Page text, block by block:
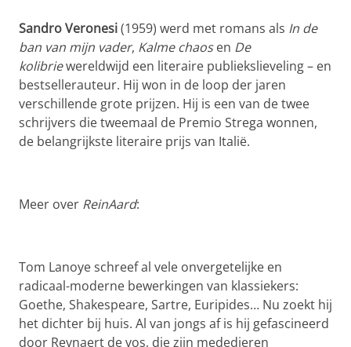
Sandro Veronesi(1959) werd met romans als In de
ban van mijn vader, Kalme chaosen De
kolibriewereldwijd een literaire publiekslieveling – en
bestsellerauteur. Hij won in de loop der jaren
verschillende grote prijzen. Hij is een van de twee
schrijvers die tweemaal de Premio Strega wonnen,
de belangrijkste literaire prijs van Italië.
Meer over ReinAard:
Tom Lanoye schreef al vele onvergetelijke en
radicaal-moderne bewerkingen van klassiekers:
Goethe, Shakespeare, Sartre, Euripides… Nu zoekt hij
het dichter bij huis. Al van jongs af is hij gefascineerd
door Reynaert de vos, die zijn mededieren